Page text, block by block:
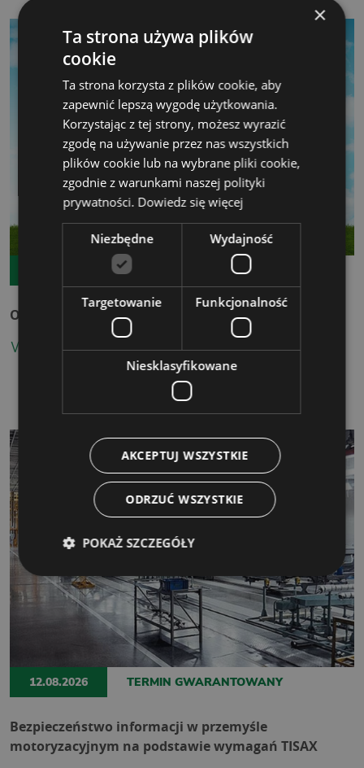
TERMIN GWARANTOWANY
Obliczanie śladu węglowego organizacji w praktyce
WIĘCEJ
12.08.2026 TERMIN GWARANTOWANY
Bezpieczeństwo informacji w przemyśle
motoryzacyjnym na podstawie wymagań TISAX
×
Ta strona używa plików
cookie
Ta strona korzysta z plików cookie, aby
zapewnić lepszą wygodę użytkowania.
Korzystając z tej strony, możesz wyrazić
zgodę na używanie przez nas wszystkich
plików cookie lub na wybrane pliki cookie,
zgodnie z warunkami naszej polityki
prywatności. Dowiedz się więcej
Niezbędne Wydajność
Targetowanie Funkcjonalność
Niesklasyfikowane
AKCEPTUJ WSZYSTKIE
ODRZUĆ WSZYSTKIE
POKAŻ SZCZEGÓŁY